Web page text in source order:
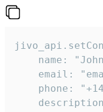
name:
email:
phone: